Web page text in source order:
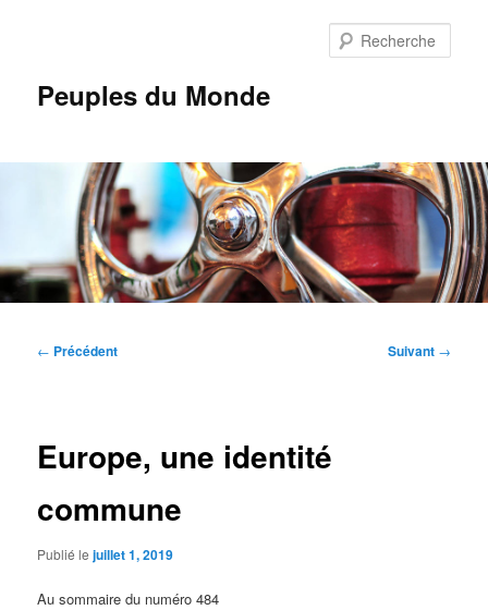
Peuples du Monde
Navigation
← Précédent Suivant →
Europe, une identité
commune
Publié lejuillet 1, 2019
Au sommaire du numéro 484